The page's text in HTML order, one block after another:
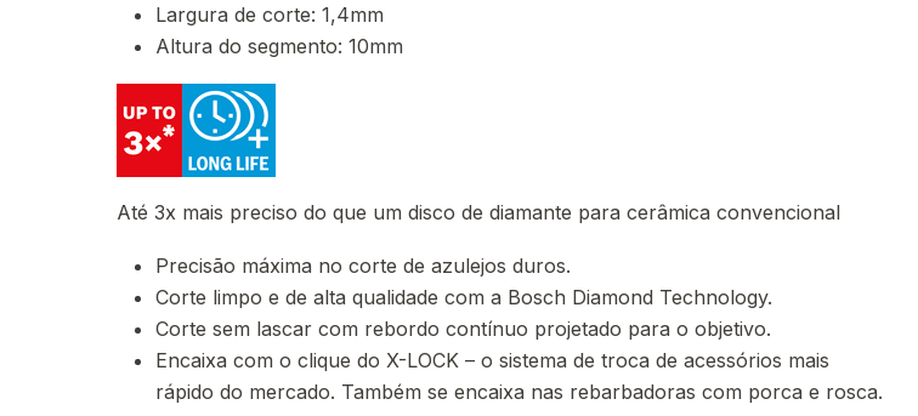
Largura de corte: 1,4mm
Altura do segmento: 10mm
Até 3x mais preciso do que um disco de diamante para cerâmica convencional
Precisão máxima no corte de azulejos duros.
Corte limpo e de alta qualidade com a Bosch Diamond Technology.
Corte sem lascar com rebordo contínuo projetado para o objetivo.
Encaixa com o clique do X-LOCK – o sistema de troca de acessórios mais
rápido do mercado. Também se encaixa nas rebarbadoras com porca e rosca.